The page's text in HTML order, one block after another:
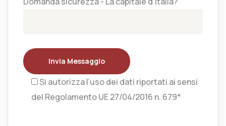
Invia Messaggio
Si autorizza l’uso dei dati riportati ai sensi
del Regolamento UE 27/04/2016 n. 679*